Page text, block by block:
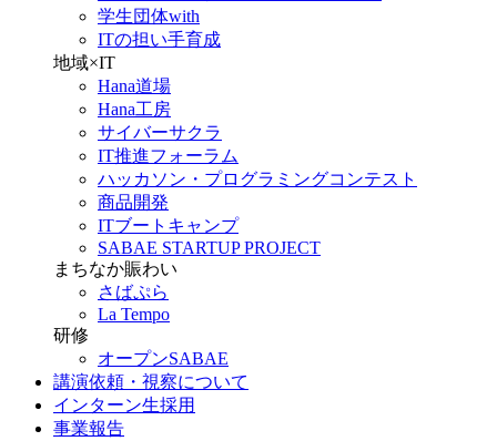
学生団体with
ITの担い手育成
地域×IT
Hana道場
Hana工房
サイバーサクラ
IT推進フォーラム
ハッカソン・プログラミングコンテスト
商品開発
ITブートキャンプ
SABAE STARTUP PROJECT
まちなか賑わい
さばぷら
La Tempo
研修
オープンSABAE
講演依頼・視察について
インターン生採用
事業報告